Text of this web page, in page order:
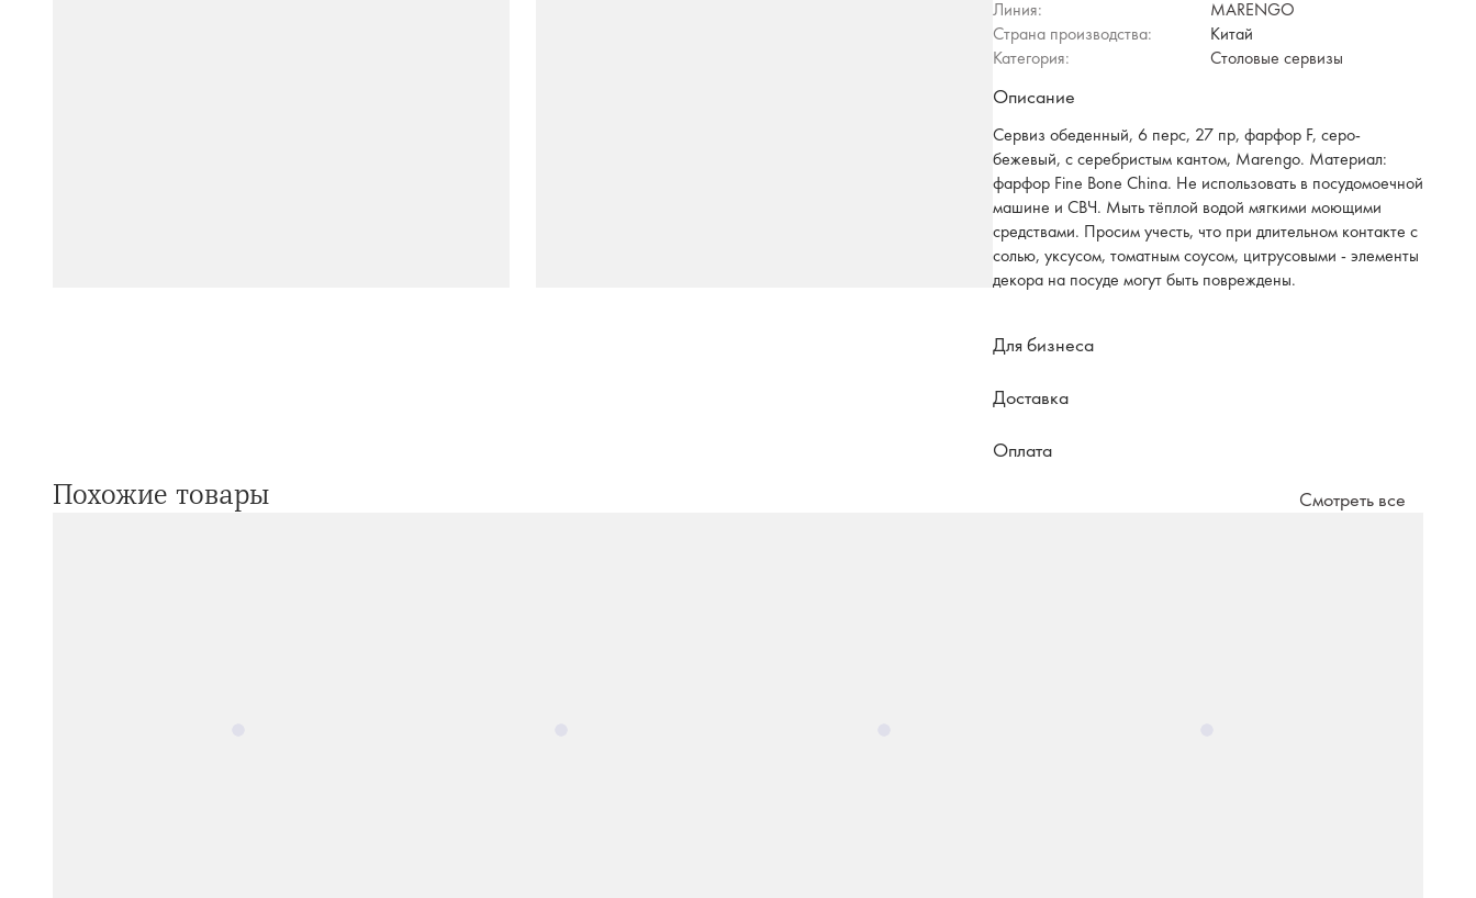
Линия:
MARENGO
Страна производства:
Китай
Категория:
Столовые сервизы
Описание
Сервиз обеденный, 6 перс, 27 пр, фарфор F, серо-
бежевый, с серебристым кантом, Marengo. Материал:
фарфор Fine Bone China. Не использовать в посудомоечной
машине и СВЧ. Мыть тёплой водой мягкими моющими
средствами. Просим учесть, что при длительном контакте с
солью, уксусом, томатным соусом, цитрусовыми - элементы
декора на посуде могут быть повреждены.
Для бизнеса
Доставка
Оплата
Похожие товары Смотреть все